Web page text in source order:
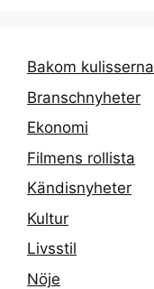
Bakom kulisserna
Branschnyheter
Ekonomi
Filmens rollista
Kändisnyheter
Kultur
Livsstil
Nöje